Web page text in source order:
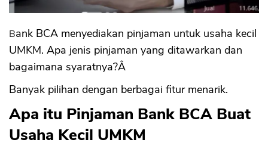
Bank BCA menyediakan pinjaman untuk usaha kecil
UMKM. Apa jenis pinjaman yang ditawarkan dan
bagaimana syaratnya?Â
Banyak pilihan dengan berbagai fitur menarik.
Apa itu Pinjaman Bank BCA Buat
Usaha Kecil UMKM